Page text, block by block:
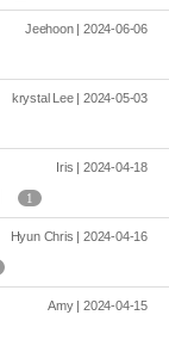
Jeehoon | 2024-06-06
krystal Lee | 2024-05-03
Iris | 2024-04-18
1
Hyun Chris | 2024-04-16
Amy | 2024-04-15